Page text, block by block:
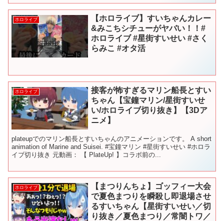
ホロライブ
【ホロライブ】すいちゃんカレー
&みこちシチューがヤバい！！#
ホロライブ #星街すいせい #さく
らみこ #オタ活
ホロライブ
接客が怖すぎるマリン船長とすい
ちゃん【宝鐘マリン/星街すいせ
い/ホロライブ切り抜き】【3Dア
ニメ】
plateupでのマリン船長とすいちゃんのアニメーションです。 A short
animation of Marine and Suisei. #宝鐘マリン #星街すいせい #ホロラ
イブ切り抜き 元動画： 【 PlateUp! 】コラボ前の...
ホロライブ
【まつりんちょ】ゴッフィー大会
で夏色まつりを瞬殺し即退場させ
るすいちゃん【星街すいせい／切
り抜き／夏色まつり／常闇トワ／